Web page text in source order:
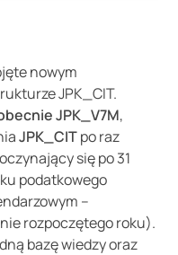
nowym
JPK_CIT.
JPK_V7M,
JPK_CITpo raz
się po 31
podatkowego
–
rozpoczętego roku).
bazę wiedzy oraz